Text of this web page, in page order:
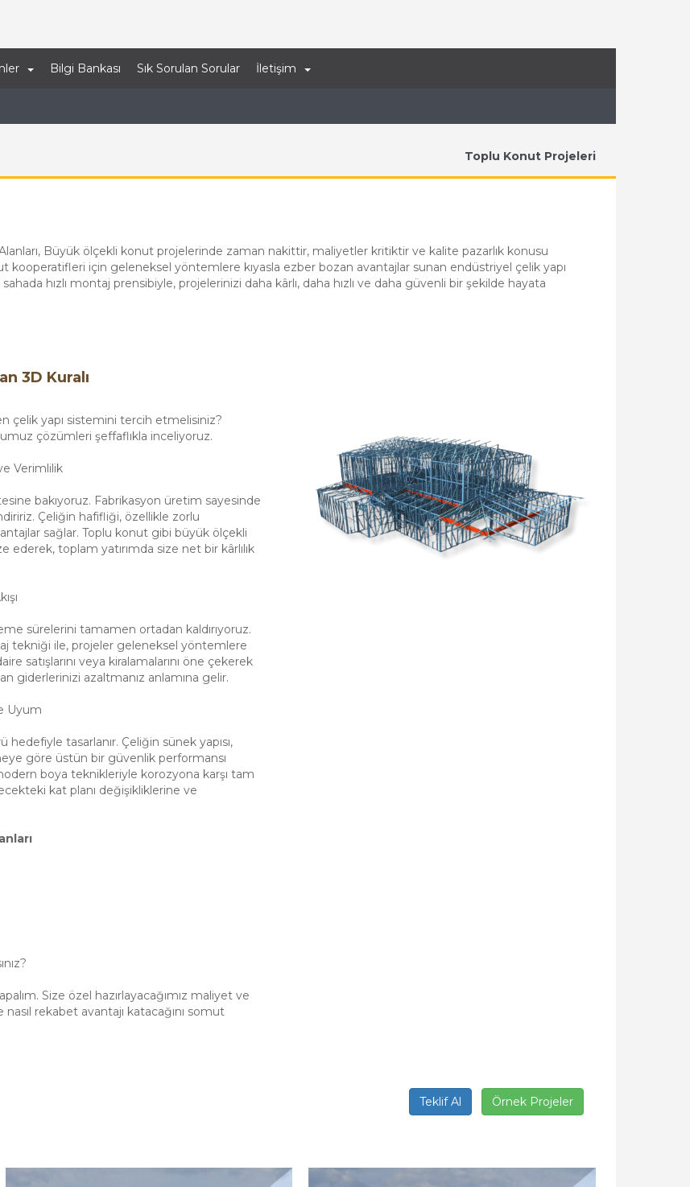
Bilgi Bankası Sık Sorulan Sorular İletişim
Toplu Konut Projeleri
Alanları, Büyük ölçekli konut projelerinde zaman nakittir, maliyetler kritiktir ve kalite pazarlık konusu
kooperatifleri için geleneksel yöntemlere kıyasla ezber bozan avantajlar sunan endüstriyel çelik yapı
hızlı montaj prensibiyle, projelerinizi daha kârlı, daha hızlı ve daha güvenli bir şekilde hayata
3D Kuralı
çelik yapı sistemini tercih etmelisiniz?
çözümleri şeffaflıkla inceliyoruz.
Verimlilik
bakıyoruz. Fabrikasyon üretim sayesinde
Çeliğin hafifliği, özellikle zorlu
sağlar. Toplu konut gibi büyük ölçekli
toplam yatırımda size net bir kârlılık
sürelerini tamamen ortadan kaldırıyoruz.
tekniği ile, projeler geleneksel yöntemlere
satışlarını veya kiralamalarını öne çekerek
giderlerinizi azaltmanız anlamına gelir.
Uyum
tasarlanır. Çeliğin sünek yapısı,
göre üstün bir güvenlik performansı
boya teknikleriyle korozyona karşı tam
kat planı değişikliklerine ve
Size özel hazırlayacağımız maliyet ve
rekabet avantajı katacağını somut
Teklif Al Örnek Projeler